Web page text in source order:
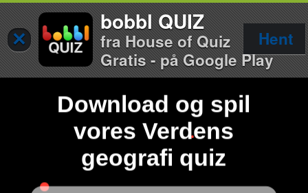
×
bobbl QUIZ
fra House of Quiz
Gratis - på Google Play
Hent
Download og spil
vores Verdens
geografi quiz